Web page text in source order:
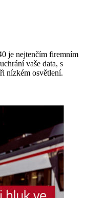
je nejtenčím firemním
vaše data, s
nízkém osvětlení.